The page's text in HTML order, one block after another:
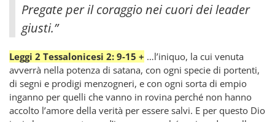
Pregate per il coraggio nei cuori dei leader
giusti.”
Leggi 2 Tessalonicesi 2: 9-15 + …l’iniquo, la cui venuta
avverrà nella potenza di satana, con ogni specie di portenti,
di segni e prodigi menzogneri, e con ogni sorta di empio
inganno per quelli che vanno in rovina perché non hanno
accolto l’amore della verità per essere salvi. E per questo Dio